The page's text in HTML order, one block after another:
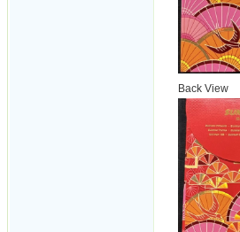
Back View